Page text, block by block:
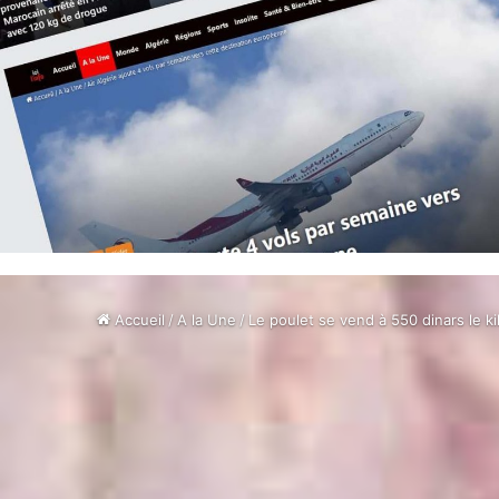
Accueil / A la Une /Le poulet se vend à 550 dinars le